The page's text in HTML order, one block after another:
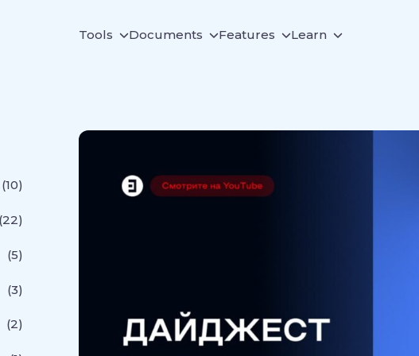
Tools Documents Features Learn
(10)
(22)
(5)
(3)
(2)